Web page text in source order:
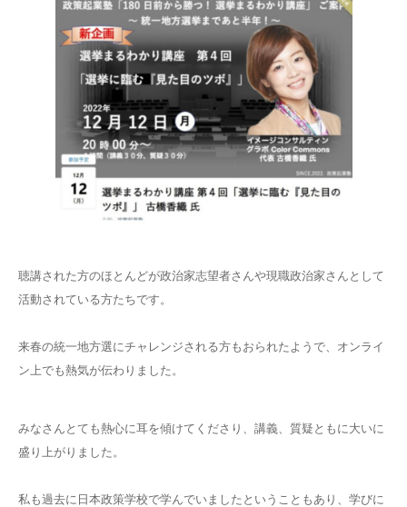
聴講された方のほとんどが政治家志望者さんや現職政治家さんとして
活動されている方たちです。
来春の統一地方選にチャレンジされる方もおられたようで、オンライ
ン上でも熱気が伝わりました。
みなさんとても熱心に耳を傾けてくださり、講義、質疑ともに大いに
盛り上がりました。
私も過去に日本政策学校で学んでいましたということもあり、学びに